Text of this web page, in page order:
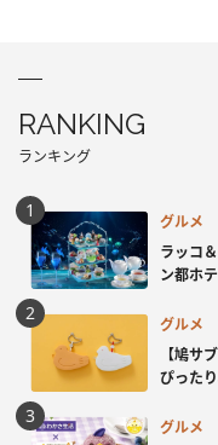
RANKING
ランキング
グルメ
ラッコ
ン都ホ
グルメ
【鳩サ
ぴった
グルメ